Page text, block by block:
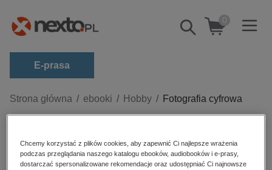
Pokaż/schowaj
wyszukiwarkę
0
E-prasa
Kategorie
Zobacz wszystkie E-prasa
budownictwo, aranżacja wnętrz
biznesowe, branżowe, gospodarka
Strona główna ebooki Hobby Fotografia cyfrowa
Fotografia cyfrowa – ebooki
Chcemy korzystać z plików cookies, aby zapewnić Ci najlepsze wrażenia
podczas przeglądania naszego katalogu ebooków, audiobooków i e-prasy,
dostarczać spersonalizowane rekomendacje oraz udostępniać Ci najnowsze